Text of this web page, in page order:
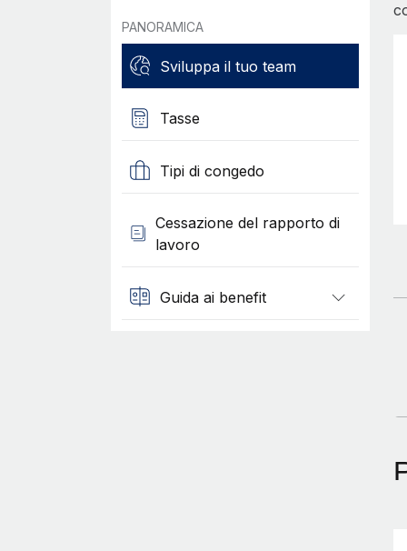
PANORAMICA
Sviluppa il tuo team
Tasse
Tipi di congedo
Cessazione del rapporto di
lavoro
Guida ai benefit